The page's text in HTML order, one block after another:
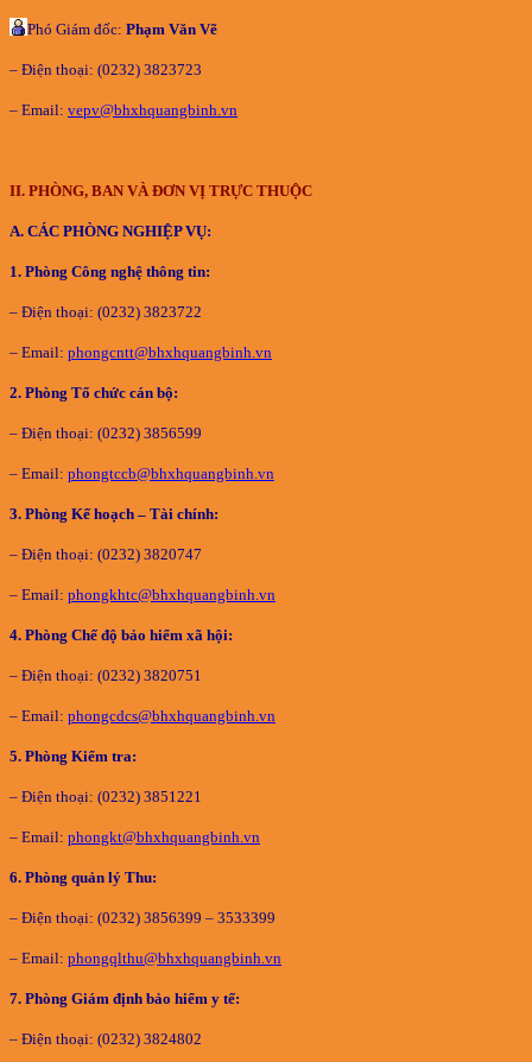
Phó Giám đốc: Phạm Văn Vẽ
– Điện thoại: (0232) 3823723
– Email: vepv@bhxhquangbinh.vn
II. PHÒNG, BAN VÀ ĐƠN VỊ TRỰC THUỘC
A. CÁC PHÒNG NGHIỆP VỤ:
1. Phòng Công nghệ thông tin:
– Điện thoại: (0232) 3823722
– Email: phongcntt@bhxhquangbinh.vn
2. Phòng Tổ chức cán bộ:
– Điện thoại: (0232) 3856599
– Email: phongtccb@bhxhquangbinh.vn
3. Phòng Kế hoạch – Tài chính:
– Điện thoại: (0232) 3820747
– Email: phongkhtc@bhxhquangbinh.vn
4. Phòng Chế độ bảo hiểm xã hội:
– Điện thoại: (0232) 3820751
– Email: phongcdcs@bhxhquangbinh.vn
5. Phòng Kiểm tra:
– Điện thoại: (0232) 3851221
– Email: phongkt@bhxhquangbinh.vn
6. Phòng quản lý Thu:
– Điện thoại: (0232) 3856399 – 3533399
– Email: phongqlthu@bhxhquangbinh.vn
7. Phòng Giám định bảo hiểm y tế:
– Điện thoại: (0232) 3824802